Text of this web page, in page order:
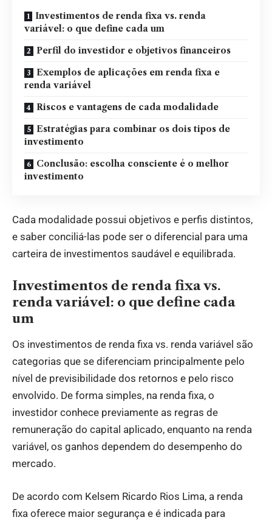
Investimentos de renda fixa vs. renda
variável: o que define cada um
Perfil do investidor e objetivos financeiros
Exemplos de aplicações em renda fixa e
renda variável
Riscos e vantagens de cada modalidade
Estratégias para combinar os dois tipos de
investimento
Conclusão: escolha consciente é o melhor
investimento
Cada modalidade possui objetivos e perfis distintos,
e saber conciliá-las pode ser o diferencial para uma
carteira de investimentos saudável e equilibrada.
Investimentos de renda fixa vs.
renda variável: o que define cada
um
Os investimentos de renda fixa vs. renda variável são
categorias que se diferenciam principalmente pelo
nível de previsibilidade dos retornos e pelo risco
envolvido. De forma simples, na renda fixa, o
investidor conhece previamente as regras de
remuneração do capital aplicado, enquanto na renda
variável, os ganhos dependem do desempenho do
mercado.
De acordo com Kelsem Ricardo Rios Lima, a renda
fixa oferece maior segurança e é indicada para